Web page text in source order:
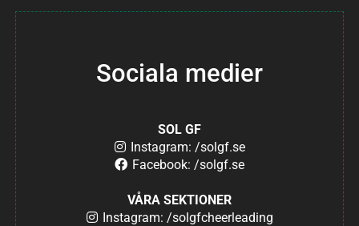
Sociala medier
SOL GF
Instagram: /solgf.se
Facebook: /solgf.se
VÅRA SEKTIONER
Instagram: /solgfcheerleading